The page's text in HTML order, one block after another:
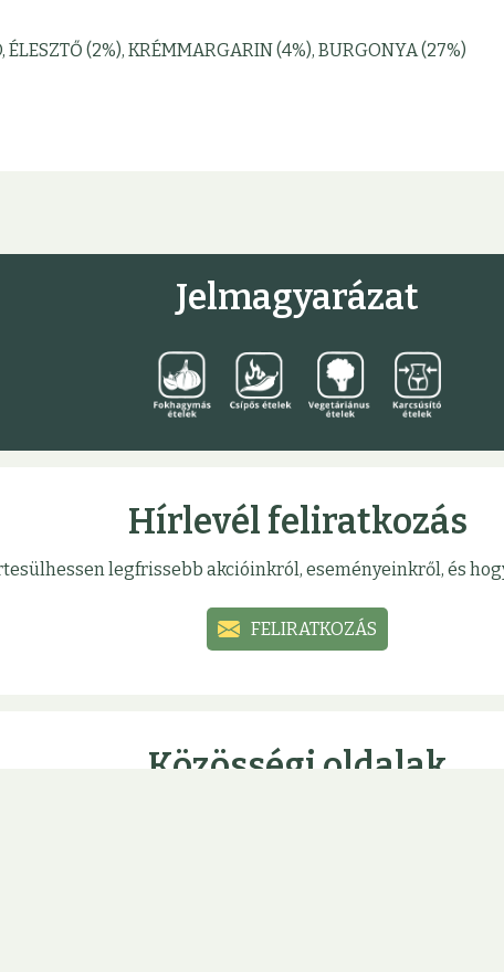
(2%), KRÉMMARGARIN (4%), BURGONYA (27%)
Jelmagyarázat
Hírlevél feliratkozás
legfrissebb akcióinkról, eseményeinkről, és
FELIRATKOZÁS
Közösségi oldalak